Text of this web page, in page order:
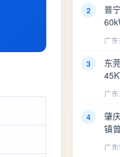
2
普
广东
3
东
广东
4
肇
镇
广东